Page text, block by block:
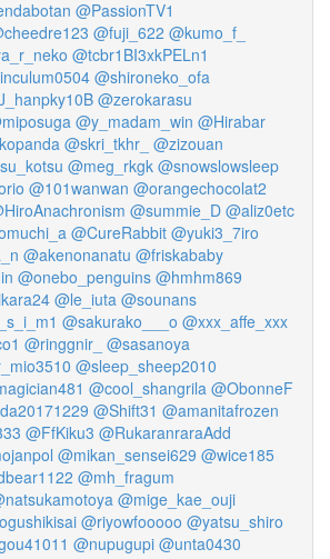
@PassionTV1
@fuji_622 @kumo_f_
@tcbr1BI3xkPELn1
@shironeko_ofa
@zerokarasu
@y_madam_win @Hirabar
@skri_tkhr_ @zizouan
@meg_rkgk @snowslowsleep
@101wanwan @orangechocolat2
@summie_D @aliz0etc
@CureRabbit @yuki3_7iro
@akenonanatu @friskababy
@onebo_penguins @hmhm869
@le_iuta @sounans
@sakurako___o @xxx_affe_xxx
@ringgnir_ @sasanoya
@sleep_sheep2010
@cool_shangrila @ObonneF
@Shift31 @amanitafrozen
@FfKiku3 @RukaranraraAdd
@mikan_sensei629 @wice185
@mh_fragum
@mige_kae_ouji
@riyowfooooo @yatsu_shiro
@nupugupi @unta0430